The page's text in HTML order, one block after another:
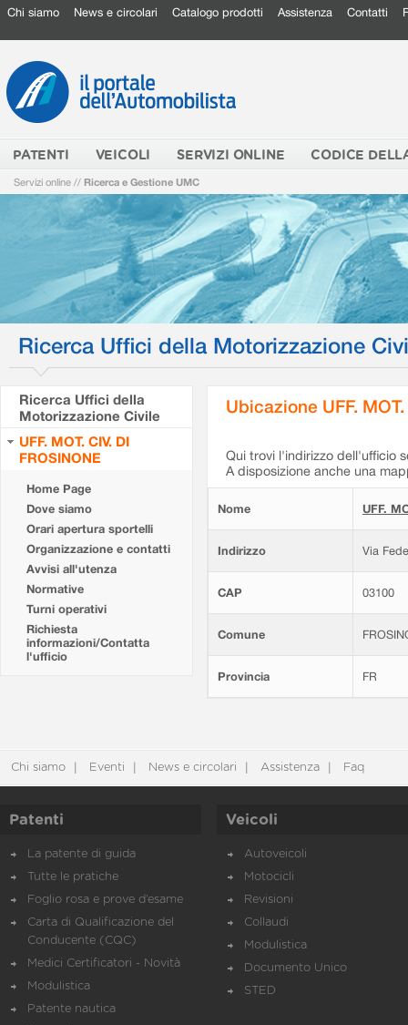
Chi siamo News e circolari Catalogo prodotti Assistenza Contatti
PATENTI VEICOLI SERVIZI ONLINE CODICE
Servizi online // Ricerca e Gestione UMC
Ricerca Uffici della Motorizzazione
Ricerca Uffici della
Motorizzazione Civile
UFF. MOT. CIV. DI
FROSINONE
Home Page
Dove siamo
Orari apertura sportelli
Organizzazione e contatti
Avvisi all'utenza
Normative
Turni operativi
Richiesta
informazioni/Contatta
l'ufficio
Ubicazione UFF.
Qui trovi l'indirizzo dell'ufficio
A disposizione anche una
Nome UFF.
Indirizzo Via
CAP 03100
Comune
Provincia FR
Chi siamo Eventi News e circolari Assistenza Faq
Patenti
La patente di guida
Tutte le pratiche
Foglio rosa e prove d’esame
Carta di Qualificazione del
Conducente (CQC)
Medici Certificatori - Novità
Modulistica
Patente nautica
Veicoli
Autoveicoli
Motocicli
Revisioni
Collaudi
Modulistica
Documento Unico
STED